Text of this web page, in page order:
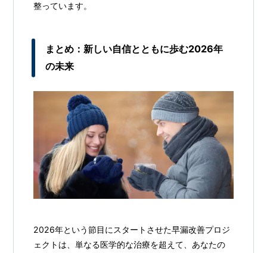
整っています。
まとめ：新しい自信とともに歩む2026年
の未来
2026年という節目にスタートさせた早漏改善プロジ
ェクトは、単なる医学的な治療を超えて、あなたの